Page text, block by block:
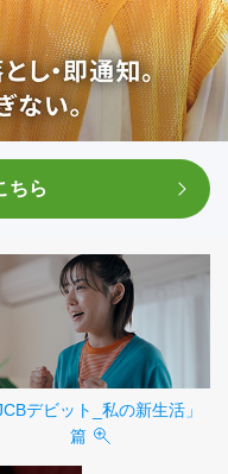
ちら
JCBデビット_私の新生活」
篇